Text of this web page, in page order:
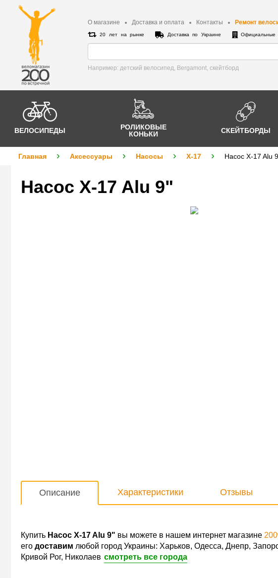
О магазине Доставка и оплата Контакты Ремонт
20 лет на рынке Доставка по Украине Официальные
Например: детский велосипед, Bergamont, cкейтборд
ВЕЛОСИПЕДЫ
РОЛИКОВЫЕ
КОНЬКИ
СКЕЙТБОРДЫ
Главная Аксессуары Насосы X-17 Насос X-17 Alu
Насос X-17 Alu 9"
Описание Характеристики Отзывы
Купить Насос X-17 Alu 9" вы можете в нашем интернет магазине
его доставим любой город Украины: Харьков, Одесса, Днепр,
Кривой Рог, Николаев смотреть все города